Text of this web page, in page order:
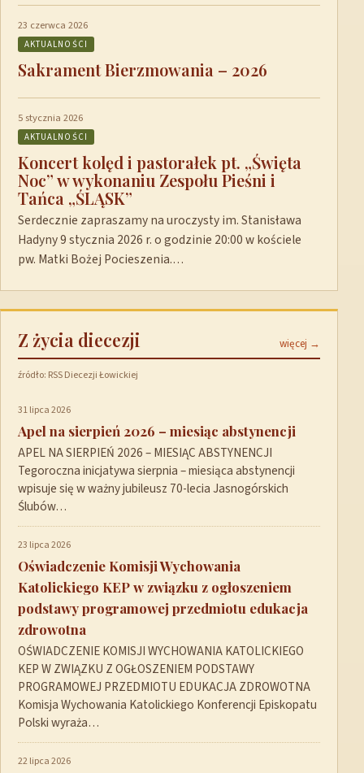
23 czerwca 2026
AKTUALNOŚCI
Sakrament Bierzmowania – 2026
5 stycznia 2026
AKTUALNOŚCI
Koncert kolęd i pastorałek pt. „Święta
Noc” w wykonaniu Zespołu Pieśni i
Tańca „ŚLĄSK”
Serdecznie zapraszamy na uroczysty im. Stanisława
Hadyny 9 stycznia 2026 r. o godzinie 20:00 w kościele
pw. Matki Bożej Pocieszenia.…
Z życia diecezji więcej →
źródło: RSS Diecezji Łowickiej
31 lipca 2026
Apel na sierpień 2026 – miesiąc abstynencji
APEL NA SIERPIEŃ 2026 – MIESIĄC ABSTYNENCJI
Tegoroczna inicjatywa sierpnia – miesiąca abstynencji
wpisuje się w ważny jubileusz 70-lecia Jasnogórskich
Ślubów…
23 lipca 2026
Oświadczenie Komisji Wychowania
Katolickiego KEP w związku z ogłoszeniem
podstawy programowej przedmiotu edukacja
zdrowotna
OŚWIADCZENIE KOMISJI WYCHOWANIA KATOLICKIEGO
KEP W ZWIĄZKU Z OGŁOSZENIEM PODSTAWY
PROGRAMOWEJ PRZEDMIOTU EDUKACJA ZDROWOTNA
Komisja Wychowania Katolickiego Konferencji Episkopatu
Polski wyraża…
22 lipca 2026